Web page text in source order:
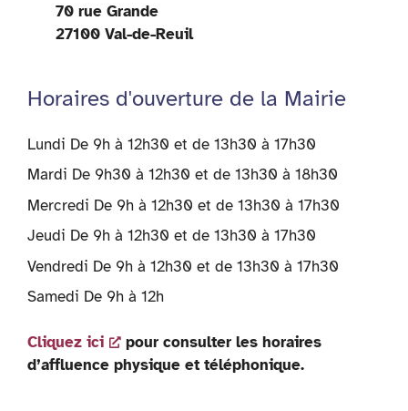
70 rue Grande
27100 Val-de-Reuil
Horaires d'ouverture de la Mairie
Lundi De 9h à 12h30 et de 13h30 à 17h30
Mardi De 9h30 à 12h30 et de 13h30 à 18h30
Mercredi De 9h à 12h30 et de 13h30 à 17h30
Jeudi De 9h à 12h30 et de 13h30 à 17h30
Vendredi De 9h à 12h30 et de 13h30 à 17h30
Samedi De 9h à 12h
Cliquez ici
pour consulter les horaires
d’affluence physique et téléphonique.